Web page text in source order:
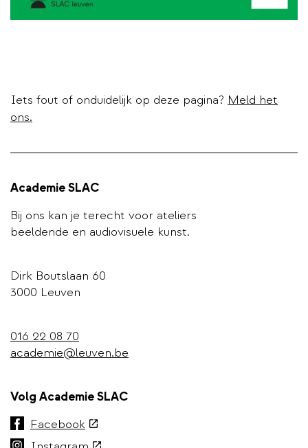
Iets fout of onduidelijk op deze pagina? Meld het
ons.
Academie SLAC
Bij ons kan je terecht voor ateliers
beeldende en audiovisuele kunst.
Dirk Boutslaan 60
3000 Leuven
016 22 08 70
academie@leuven.be
Volg Academie SLAC
Facebook(externe
link)